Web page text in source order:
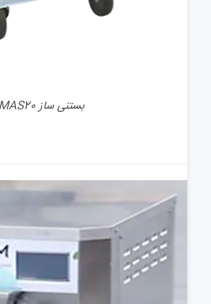
بستنی ساز ALMAS20